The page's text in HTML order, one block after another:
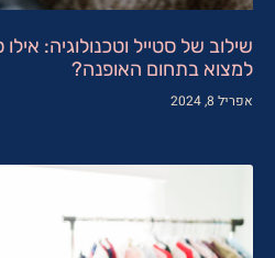
שילוב של סטייל וטכנולוגיה:
למצוא בתחום האופנה?
אפריל 8, 2024